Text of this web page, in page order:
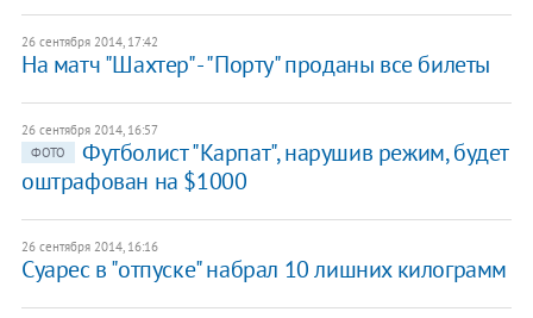
26 сентября 2014, 17:42
На матч "Шахтер" - "Порту" проданы все билеты
26 сентября 2014, 16:57
ФОТО
Футболист "Карпат", нарушив режим, будет
оштрафован на $1000
26 сентября 2014, 16:16
Суарес в "отпуске" набрал 10 лишних килограмм